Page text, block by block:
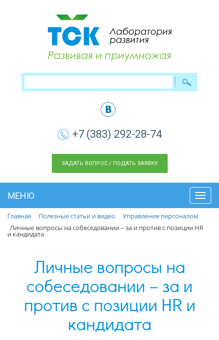
+7 (383) 292-28-74
ЗАДАТЬ ВОПРОС / ПОДАТЬ ЗАЯВКУ
МЕНЮ
Главная
Полезные статьи и видео
Управление персоналом
Личные вопросы на собеседовании – за и против с позиции HR
и кандидата
Личные вопросы на
собеседовании – за и
против с позиции HR и
кандидата